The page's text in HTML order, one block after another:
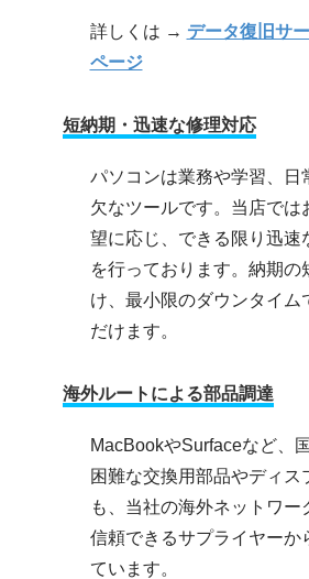
詳しくは → データ復旧サ
ページ
短納期・迅速な修理対応
パソコンは業務や学習、日
欠なツールです。当店では
望に応じ、できる限り迅速
を行っております。納期の
け、最小限のダウンタイム
だけます。
海外ルートによる部品調達
MacBookやSurfaceなど、
困難な交換用部品やディス
も、当社の海外ネットワー
信頼できるサプライヤーか
ています。